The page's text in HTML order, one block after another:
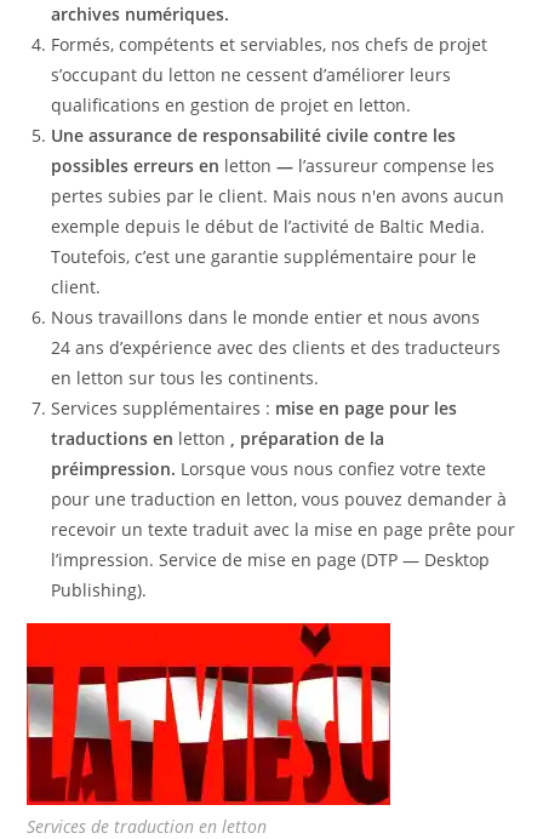
archives numériques.
Formés, compétents et serviables, nos chefs de projet
s’occupant du letton ne cessent d’améliorer leurs
qualifications en gestion de projet en letton.
Une assurance de responsabilité civile contre les
possibles erreurs en letton— l’assureur compense les
pertes subies par le client. Mais nous n'en avons aucun
exemple depuis le début de l’activité de Baltic Media.
Toutefois, c’est une garantie supplémentaire pour le
client.
Nous travaillons dans le monde entier et nous avons
24 ans d’expérience avec des clients et des traducteurs
en letton sur tous les continents.
Services supplémentaires : mise en page pour les
traductions en letton
, préparation de la
préimpression. Lorsque vous nous confiez votre texte
pour une traduction en letton, vous pouvez demander à
recevoir un texte traduit avec la mise en page prête pour
l’impression. Service de mise en page (DTP — Desktop
Publishing).
Services de traduction en letton